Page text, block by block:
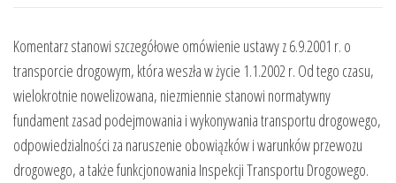
Komentarz stanowi szczegółowe omówienie ustawy z 6.9.2001 r. o
transporcie drogowym, która weszła w życie 1.1.2002 r. Od tego czasu,
wielokrotnie nowelizowana, niezmiennie stanowi normatywny
fundament zasad podejmowania i wykonywania transportu drogowego,
odpowiedzialności za naruszenie obowiązków i warunków przewozu
drogowego, a także funkcjonowania Inspekcji Transportu Drogowego.